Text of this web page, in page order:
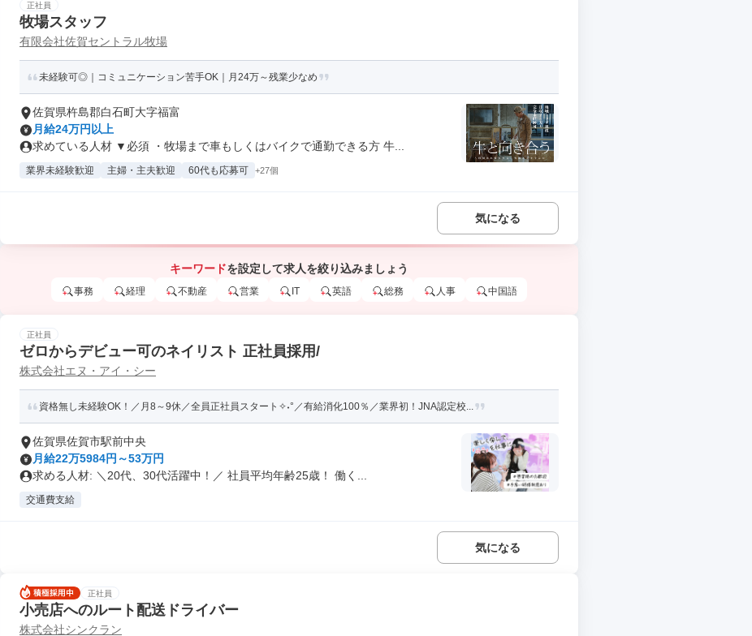
正社員
牧場スタッフ
有限会社佐賀セントラル牧場
未経験可◎｜コミュニケーション苦手OK｜月24万～残業少なめ
佐賀県杵島郡白石町大字福富
月給24万円以上
求めている人材 ▼必須 ・牧場まで車もしくはバイクで通勤できる方 牛...
業界未経験歓迎 主婦・主夫歓迎 60代も応募可 +27個
気になる
キーワードを設定して求人を絞り込みましょう
事務 経理 不動産 営業 IT 英語 総務 人事 中国語
正社員
ゼロからデビュー可のネイリスト 正社員採用/
株式会社エヌ・アイ・シー
資格無し未経験OK！／月8～9休／全員正社員スタート✧˖°／有給消化100％／業界初！JNA認定校...
佐賀県佐賀市駅前中央
月給22万5984円～53万円
求める人材: ＼20代、30代活躍中！／ 社員平均年齢25歳！ 働く...
交通費支給
気になる
正社員
小売店へのルート配送ドライバー
株式会社シンクラン